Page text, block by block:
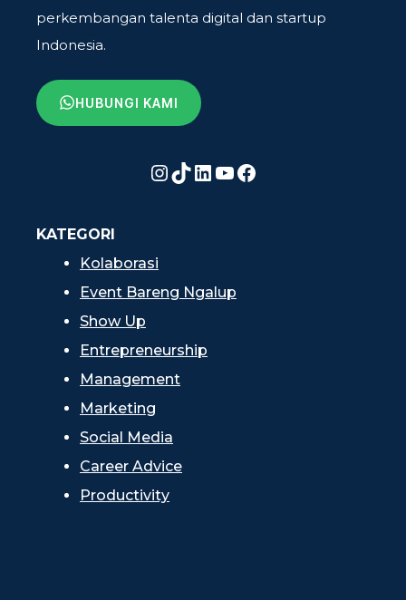
perkembangan talenta digital dan startup
Indonesia.
HUBUNGI KAMI
Instagram
TikTok
LinkedIn
YouTube
Facebook
KATEGORI
Kolaborasi
Event Bareng Ngalup
Show Up
Entrepreneurship
Management
Marketing
Social Media
Career Advice
Productivity